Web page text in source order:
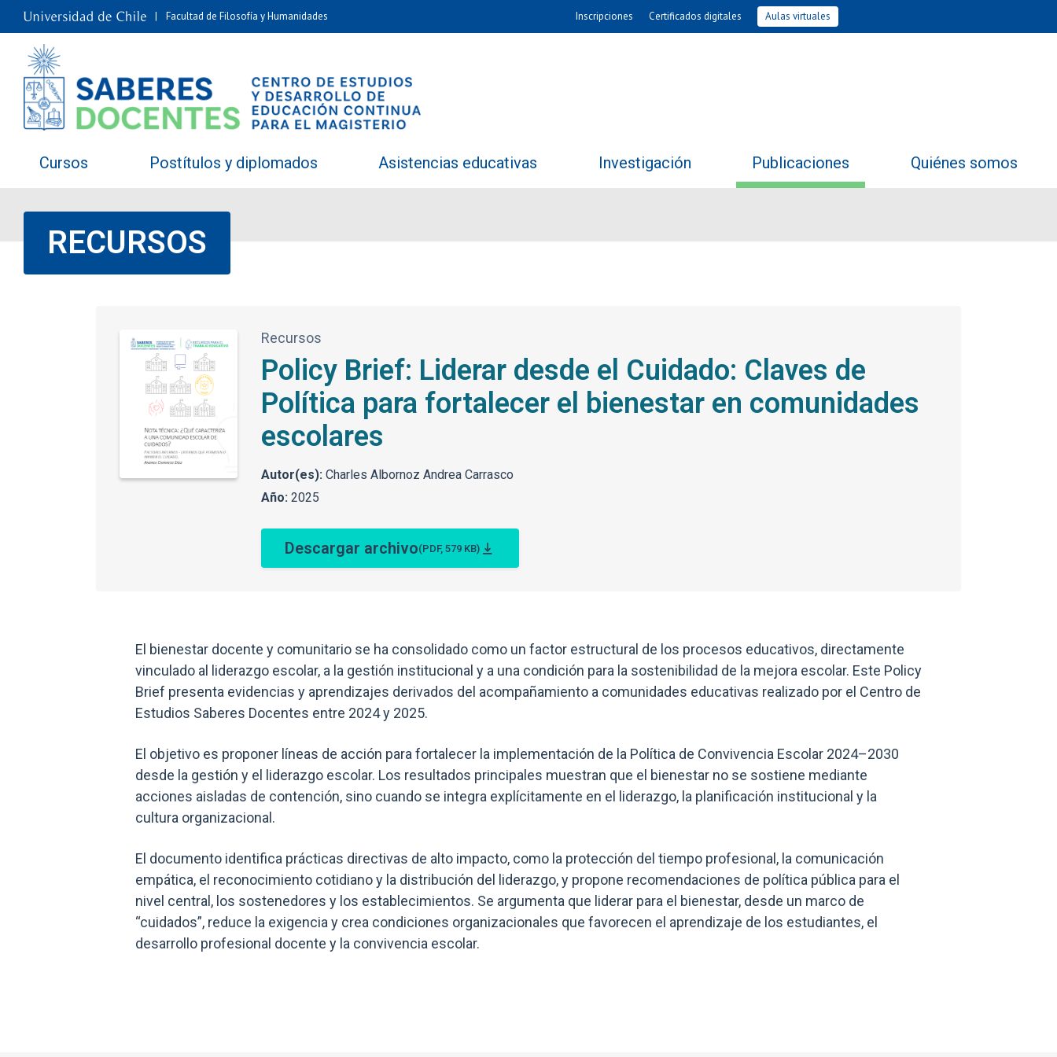
Facultad de Filosofía y Humanidades Inscripciones Certificados digitales Aulas virtuales
Cursos Postítulos y diplomados Asistencias educativas Investigación Publicaciones Quiénes somos
RECURSOS
Recursos
Policy Brief: Liderar desde el Cuidado: Claves de
Política para fortalecer el bienestar en comunidades
escolares
Autor(es): Charles Albornoz Andrea Carrasco
Año: 2025
Descargar archivo(PDF, 579 KB)
El bienestar docente y comunitario se ha consolidado como un factor estructural de los procesos educativos, directamente
vinculado al liderazgo escolar, a la gestión institucional y a una condición para la sostenibilidad de la mejora escolar. Este Policy
Brief presenta evidencias y aprendizajes derivados del acompañamiento a comunidades educativas realizado por el Centro de
Estudios Saberes Docentes entre 2024 y 2025.
El objetivo es proponer líneas de acción para fortalecer la implementación de la Política de Convivencia Escolar 2024–2030
desde la gestión y el liderazgo escolar. Los resultados principales muestran que el bienestar no se sostiene mediante
acciones aisladas de contención, sino cuando se integra explícitamente en el liderazgo, la planificación institucional y la
cultura organizacional.
El documento identifica prácticas directivas de alto impacto, como la protección del tiempo profesional, la comunicación
empática, el reconocimiento cotidiano y la distribución del liderazgo, y propone recomendaciones de política pública para el
nivel central, los sostenedores y los establecimientos. Se argumenta que liderar para el bienestar, desde un marco de
“cuidados”, reduce la exigencia y crea condiciones organizacionales que favorecen el aprendizaje de los estudiantes, el
desarrollo profesional docente y la convivencia escolar.